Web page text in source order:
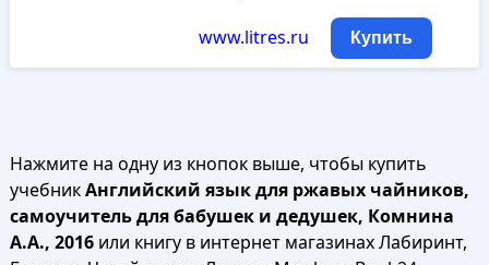
www.litres.ru Купить
Нажмите на одну из кнопок выше, чтобы купить
учебникАнглийский язык для ржавых чайников,
самоучитель для бабушек и дедушек, Комнина
А.А., 2016или книгу в интернет магазинах Лабиринт,